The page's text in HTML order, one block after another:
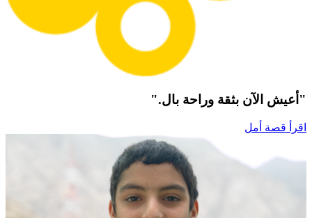
"أعيش الآن بثقة وراحة بال."
اقرأ قصة أمل